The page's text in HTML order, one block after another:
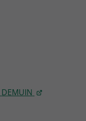
DEMUIN